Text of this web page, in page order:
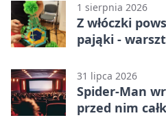
1 sierpnia 2026
Z włóczki
pająki -
31 lipca 2026
Spider-Man
przed nim